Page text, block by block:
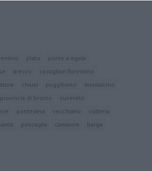
prato
ponte a egola
arezzo
castiglion fiorentino
chiusi poggibonsi
montalcino
provincia di livorno
suvereto
pontedera vecchiano
volterra
pescaglia camaiore
barga